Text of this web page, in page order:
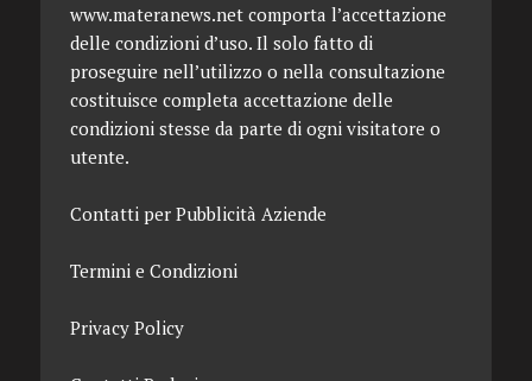
www.materanews.net comporta l’accettazione
delle condizioni d’uso. Il solo fatto di
proseguire nell’utilizzo o nella consultazione
costituisce completa accettazione delle
condizioni stesse da parte di ogni visitatore o
utente.
Contatti per Pubblicità Aziende
Termini e Condizioni
Privacy Policy